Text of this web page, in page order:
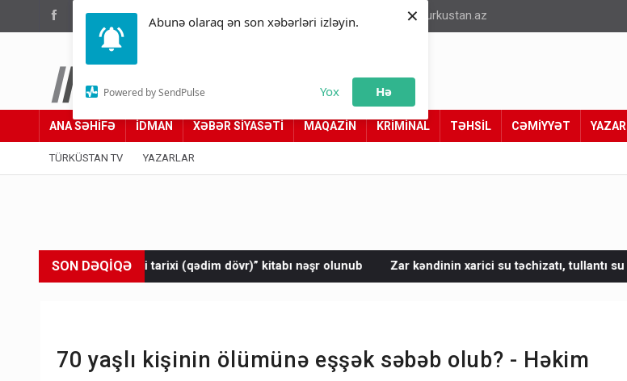
Abunə olaraq ən son xəbərləri izləyin.
Powered by SendPulse Yox Hə
×
(012) 449 94 05 info@turkustan.az
Türküstan.az
Adımız yolumuzdur
ANA SƏHİFƏ İDMAN XƏBƏR SİYASƏTİ MAQAZİN KRİMİNAL TƏHSİL CƏMİYYƏT
TÜRKÜSTAN TV YAZARLAR
SON DƏQİQƏ
tarixi (qədim dövr)” kitabı nəşr olunub Zar kəndinin xarici su təchizatı, tullantı su şəbəkə və qurğuların
70 yaşlı kişinin ölümünə eşşək səbəb olub? - Həkim